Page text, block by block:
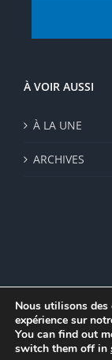
À VOIR AUSSI
À LA UNE
ARCHIVES
© Institut de
Mentions
Nous utilisons
expérience sur
You can find out
switch them off in